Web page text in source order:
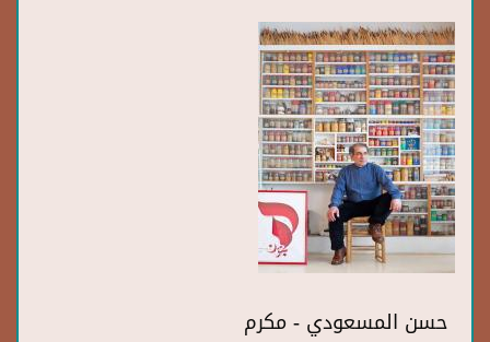
حسن المسعودي - مكرم